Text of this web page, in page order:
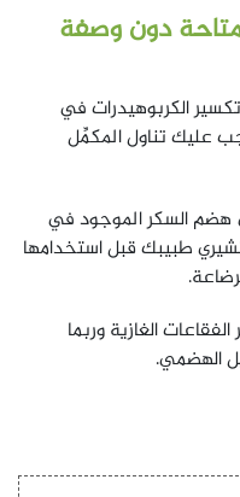
دون وصفة
الكربوهيدرات في
عليك تناول المكمِّل
السكر الموجود في
طبيبك قبل استخدامها
الغازية وربما
الهضمي.